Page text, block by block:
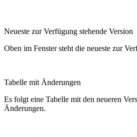
Neueste zur Verfügung stehende Version
Oben im Fenster steht die neueste zur
Tabelle mit Änderungen
Es folgt eine Tabelle mit den neueren
Änderungen.